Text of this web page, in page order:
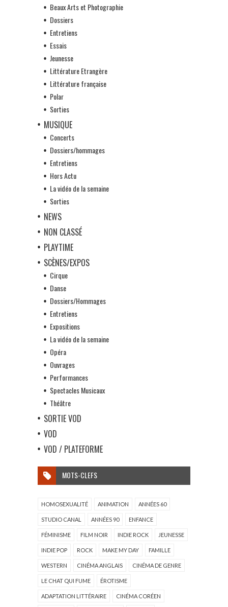
Beaux Arts et Photographie
Dossiers
Entretiens
Essais
Jeunesse
Littérature Etrangère
Littérature française
Polar
Sorties
MUSIQUE
Concerts
Dossiers/hommages
Entretiens
Hors Actu
La vidéo de la semaine
Sorties
NEWS
NON CLASSÉ
PLAYTIME
SCÈNES/EXPOS
Cirque
Danse
Dossiers/Hommages
Entretiens
Expositions
La vidéo de la semaine
Opéra
Ouvrages
Performances
Spectacles Musicaux
Théâtre
SORTIE VOD
VOD
VOD / PLATEFORME
MOTS-CLEFS
HOMOSEXUALITÉ ANIMATION ANNÉES 60
STUDIO CANAL ANNÉES 90 ENFANCE
FÉMINISME FILM NOIR INDIE ROCK JEUNESSE
INDIE POP ROCK MAKE MY DAY FAMILLE
WESTERN CINÉMA ANGLAIS CINÉMA DE GENRE
LE CHAT QUI FUME ÉROTISME
ADAPTATION LITTÉRAIRE CINÉMA CORÉEN